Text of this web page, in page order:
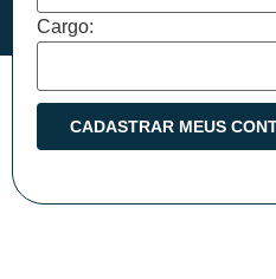
Cargo: